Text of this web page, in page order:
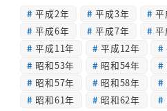
平成2年 平成3年
平成6年
平成7年
平成11年
平成12年
昭和53年
昭和54年
昭和57年
昭和58年
昭和61年
昭和62年